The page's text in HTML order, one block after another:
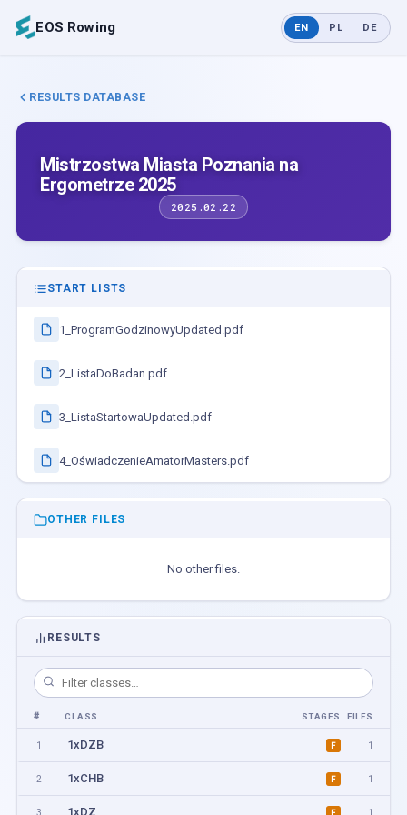
EOS Rowing EN PL DE
RESULTS DATABASE
Mistrzostwa Miasta Poznania na
Ergometrze 2025
2025.02.22
START LISTS
1_ProgramGodzinowyUpdated.pdf
2_ListaDoBadan.pdf
3_ListaStartowaUpdated.pdf
4_OświadczenieAmatorMasters.pdf
OTHER FILES
No other files.
RESULTS
# CLASS STAGES FILES
1 1xDZB F 1
2 1xCHB F 1
3 1xDZ F 1